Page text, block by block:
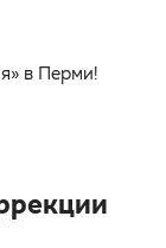
в Перми!